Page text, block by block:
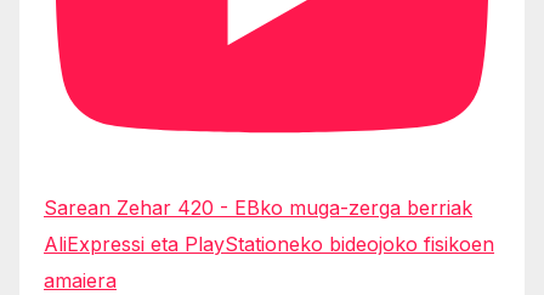
Sarean Zehar 420 - EBko muga-zerga berriak
AliExpressi eta PlayStationeko bideojoko fisikoen
amaiera